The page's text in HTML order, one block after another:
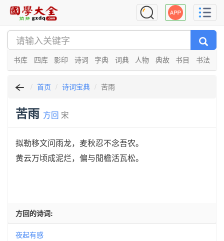
书库 四库 影印 诗词 字典 词典 人物 典故 书目 书法
首页 诗词宝典 苦雨
苦雨 方回 宋
拟勒移文问雨龙，麦秋忍不念吾农。
黄云万顷成泥烂，偏与閒檐活瓦松。
方回的诗词:
夜起有感